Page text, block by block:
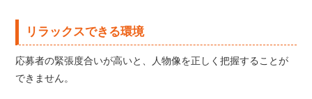
リラックスできる環境
応募者の緊張度合いが高いと、人物像を正しく把握することが
できません。